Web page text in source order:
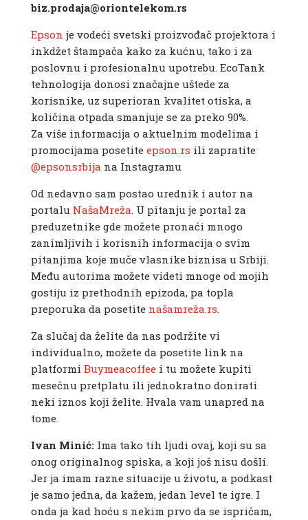
biz.prodaja@oriontelekom.rs
Epson je vodeći svetski proizvođač projektora i
inkdžet štampača kako za kućnu, tako i za
poslovnu i profesionalnu upotrebu. EcoTank
tehnologija donosi značajne uštede za
korisnike, uz superioran kvalitet otiska, a
količina otpada smanjuje se za preko 90%.
Za više informacija o aktuelnim modelima i
promocijama posetite epson.rs ili zapratite
@epsonsrbija na Instagramu
Od nedavno sam postao urednik i autor na
portalu NašaMreža. U pitanju je portal za
preduzetnike gde možete pronaći mnogo
zanimljivih i korisnih informacija o svim
pitanjima koje muče vlasnike biznisa u Srbiji.
Među autorima možete videti mnoge od mojih
gostiju iz prethodnih epizoda, pa topla
preporuka da posetite našamreža.rs.
Za slučaj da želite da nas podržite vi
individualno, možete da posetite link na
platformi Buymeacoffeei tu možete kupiti
mesečnu pretplatu ili jednokratno donirati
neki iznos koji želite. Hvala vam unapred na
tome.
Ivan Minić: Ima tako tih ljudi ovaj, koji su sa
onog originalnog spiska, a koji još nisu došli.
Jer ja imam razne situacije u životu, a podkast
je samo jedna, da kažem, jedan level te igre. I
onda ja kad hoću s nekim prvo da se ispričam,